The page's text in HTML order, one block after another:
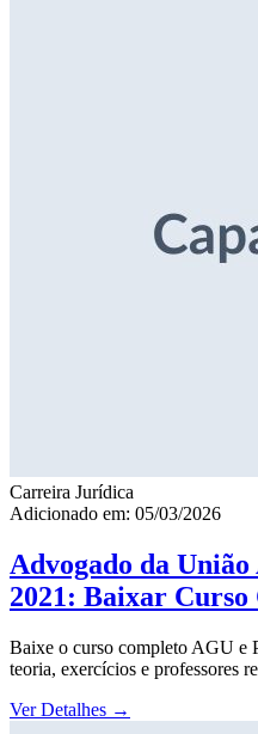
Carreira Jurídica
Adicionado em: 05/03/2026
Advogado da
2021: Baixar Curso
Baixe o curso completo AGU e
teoria, exercícios e professores
Ver Detalhes →